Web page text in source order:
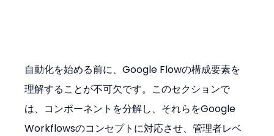
自動化を始める前に、Google Flowの構成要素を
理解することが不可欠です。このセクションで
は、コンポーネントを分解し、それらをGoogle
Workflowsのコンセプトに対応させ、管理者レベ